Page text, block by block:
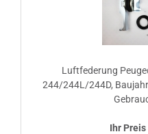
Luftfederung
244/244L/244D,
Ihr Preis